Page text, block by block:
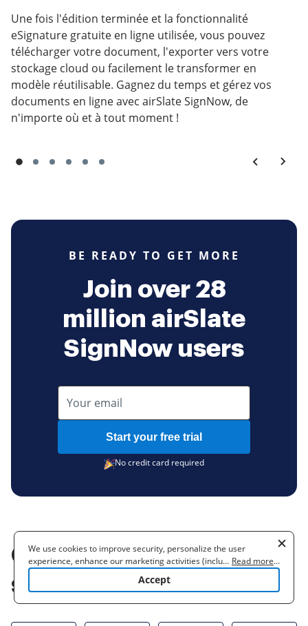
Une fois l'édition terminée et la fonctionnalité
eSignature gratuite en ligne utilisée, vous pouvez
télécharger votre document, l'exporter vers votre
stockage cloud ou facilement le transformer en
modèle réutilisable. Gagnez du temps et gérez vos
documents en ligne avec airSlate SignNow, de
n'importe où et à tout moment !
BE READY TO GET MORE
Join over 28
million airSlate
SignNow users
Start your free trial
No credit card required
Get more for office
signature feature
We use cookies to improve security, personalize the user
experience, enhance our marketing activities (including
cooperating with our 3rd party partners) and for other business
to learn more. By clicking "Accept"
... Read more...
Accept